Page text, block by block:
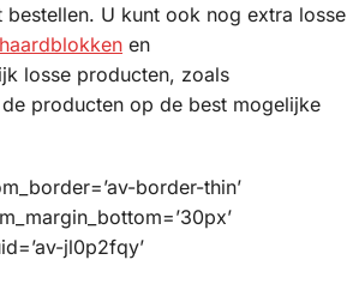
U kunt ook nog extra losse
haardblokken en
losse producten, zoals
producten op de best mogelijke
border-thin’
jl0p2fqy’